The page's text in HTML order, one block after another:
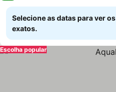
Selecione as datas para ver
exatos.
Escolha popular